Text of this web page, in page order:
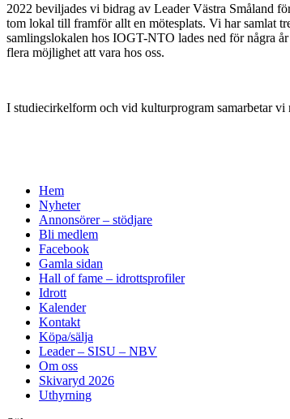
2022 beviljades vi bidrag av Leader Västra Småland
tom lokal till framför allt en mötesplats. Vi har samlat
samlingslokalen hos IOGT-NTO lades ned för några
flera möjlighet att vara hos oss.
I studiecirkelform och vid kulturprogram samarbetar
Hem
Nyheter
Annonsörer – stödjare
Bli medlem
Facebook
Gamla sidan
Hall of fame – idrottsprofiler
Idrott
Kalender
Kontakt
Köpa/sälja
Leader – SISU – NBV
Om oss
Skivaryd 2026
Uthyrning